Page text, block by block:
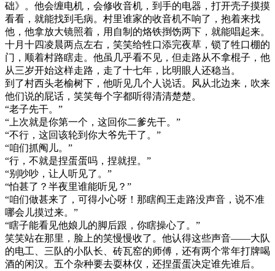
础》。他会缠电机，会修收音机，到手的电器，打开壳子摸摸
看看，就能找到毛病。村里谁家的收音机不响了，抱着来找
他，他拿放大镜照着，用自制的烙铁捯饬两下，就能唱起来。
十月十四凌晨两点左右，笑笑给牲口添完夜草，锁了牲口棚的
门，顺着村路瞎走。他虽几乎看不见，但走路从不拿棍子，他
从三岁开始这样走路，走了十七年，比明眼人还稳当。
到了村西头老榆树下，他听见几个人说话。风从北边来，吹来
他们说的屁话，笑笑每个字都听得清清楚楚。
“老子先干。”
“上次就是你第一个，这回你二爹先干。”
“不行，这回该轮到你大爷先干了。”
“咱们抓阄儿。”
“行，不就是捏蛋蛋吗，捏就捏。”
“别吵吵，让人听见了。”
“怕甚了？半夜里谁能听见？”
“咱们做甚来了，可得小心呀！那瞎阎王走路没声音，说不准
哪会儿摸过来。”
“瞎子能看见他娘儿的脚后跟，你瞎操心了。”
笑笑站在那里，脸上的笑慢慢收了。他认得这些声音——大队
的电工、三队的小队长、砖瓦窑的师傅，还有两个常年打牌喝
酒的闲汉。五个杂种要去耍林仪，还捏蛋蛋决定谁先谁后。